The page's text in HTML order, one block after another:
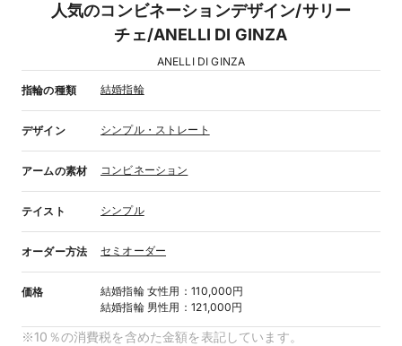
人気のコンビネーションデザイン/サリー
チェ/ANELLI DI GINZA
ANELLI DI GINZA
指輪の種類 結婚指輪
デザイン シンプル・ストレート
アームの素材 コンビネーション
テイスト シンプル
オーダー方法 セミオーダー
価格 結婚指輪 女性用 ：110,000円
結婚指輪 男性用 ：121,000円
※10％の消費税を含めた金額を表記しています。